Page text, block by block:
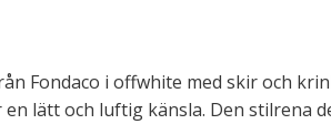
Fondaco i offwhite med skir och
lätt och luftig känsla. Den stilrena